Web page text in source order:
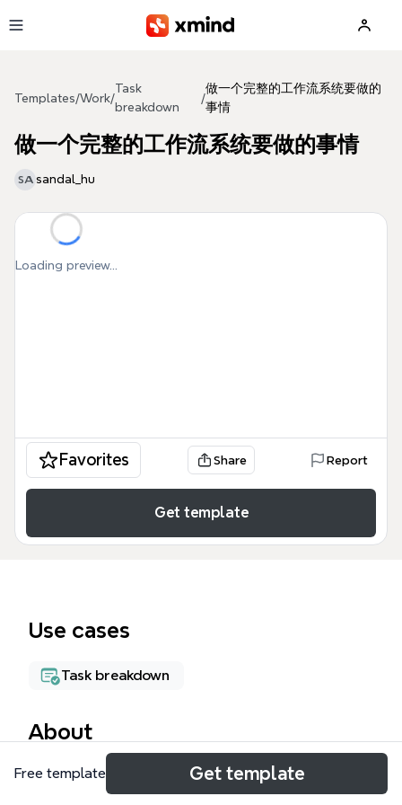
Templates/Work/
Task
breakdown
/
做一个完整的工作流系统要做的
事情
做一个完整的工作流系统要做的事情
SA sandal_hu
Loading preview...
Favorites Share Report
Get template
Use cases
Task breakdown
About
《做一个完整的工作流系统要做的事情》这张思维导图
模板，由Xmind提供，系统性地梳理了构建企业级工作
Free template Get template